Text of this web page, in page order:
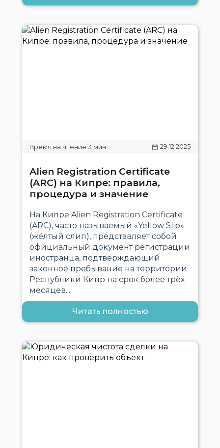
29.12.2025
Alien Registration Certificate
(ARC) на Кипре: правила,
процедура и значение
На Кипре Alien Registration Certificate
(ARC), часто называемый «Yellow Slip»
(жёлтый слип), представляет собой
официальный документ регистрации
иностранца, подтверждающий
законное пребывание на территории
Республики Кипр на срок более трёх
месяцев...
Читать полностью